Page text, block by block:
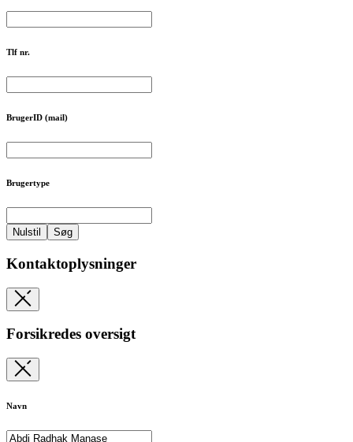
Tlf nr.
BrugerID (mail)
Brugertype
Nulstil Søg
Kontaktoplysninger
Forsikredes oversigt
Navn